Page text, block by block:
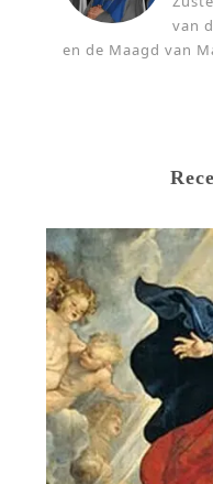
van
en de Maagd van